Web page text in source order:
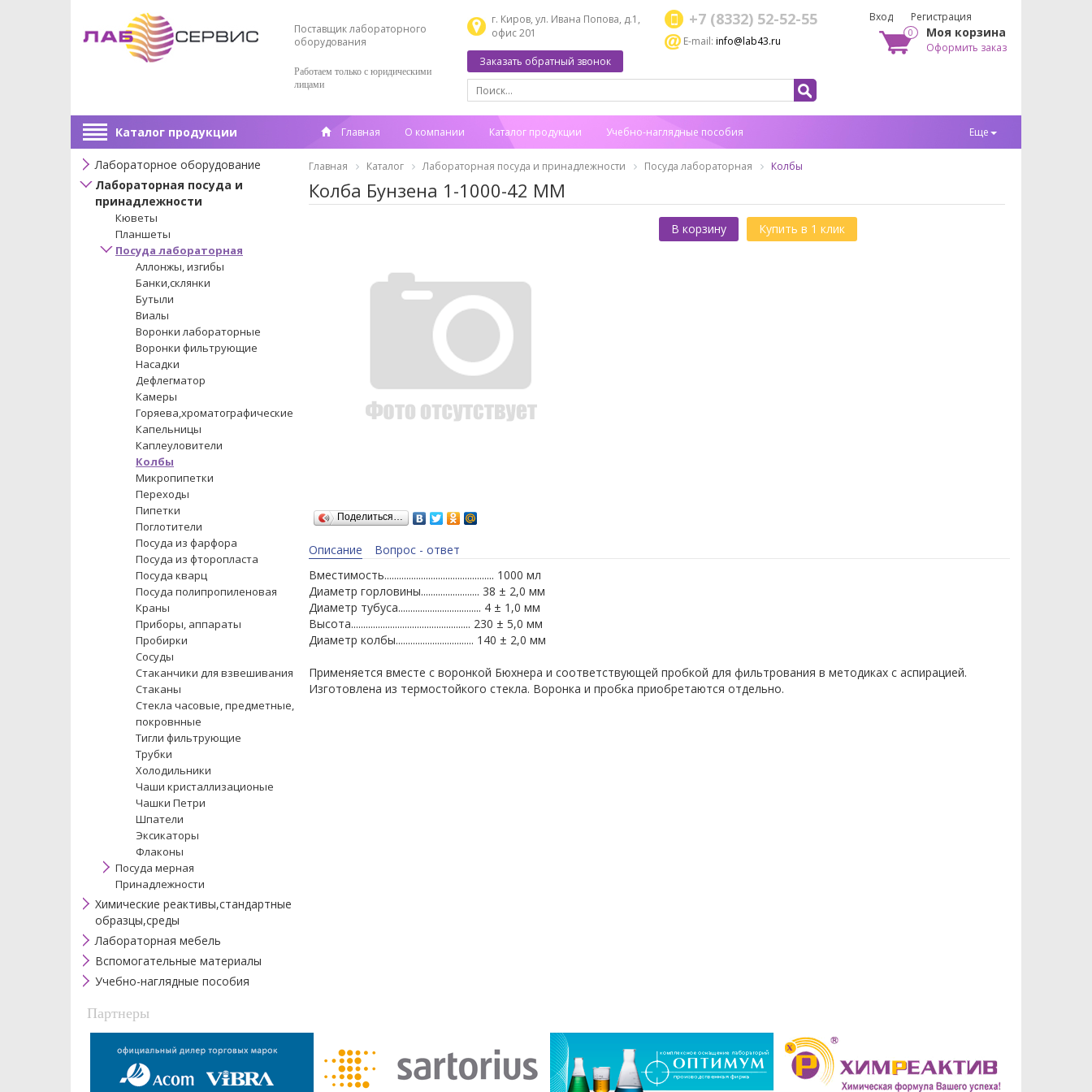
Поставщик лабораторного
оборудования
Работаем только с юридическими
лицами
г. Киров, ул. Ивана Попова, д.1,
офис 201
+7 (8332) 52-52-55
E-mail:info@lab43.ru
Заказать обратный звонок
Вход Регистрация
0 Моя корзина
Оформить заказ
Каталог продукции Главная О компании Каталог продукции Учебно-наглядные пособия Еще
Лабораторное оборудование
Лабораторная посуда и
принадлежности
Кюветы
Планшеты
Посуда лабораторная
Аллонжы, изгибы
Банки,склянки
Бутыли
Виалы
Воронки лабораторные
Воронки фильтрующие
Насадки
Дефлегматор
Камеры
Горяева,хроматографические
Капельницы
Каплеуловители
Колбы
Микропипетки
Переходы
Пипетки
Поглотители
Посуда из фарфора
Посуда из фторопласта
Посуда кварц
Посуда полипропиленовая
Краны
Приборы, аппараты
Пробирки
Сосуды
Стаканчики для взвешивания
Стаканы
Стекла часовые, предметные,
покровнные
Тигли фильтрующие
Трубки
Холодильники
Чаши кристаллизационые
Чашки Петри
Шпатели
Эксикаторы
Флаконы
Посуда мерная
Принадлежности
Химические реактивы,стандартные
образцы,среды
Лабораторная мебель
Вспомогательные материалы
Учебно-наглядные пособия
Главная Каталог Лабораторная посуда и принадлежности Посуда лабораторная Колбы
Колба Бунзена 1-1000-42 ММ
Поделиться…
В корзину Купить в 1 клик
Описание
Вопрос - ответ
Вместимость............................................. 1000 мл
Диаметр горловины........................ 38 ± 2,0 мм
Диаметр тубуса.................................. 4 ± 1,0 мм
Высота................................................. 230 ± 5,0 мм
Диаметр колбы................................ 140 ± 2,0 мм
Применяется вместе с воронкой Бюхнера и соответствующей пробкой для фильтрования в методиках с аспирацией.
Изготовлена из термостойкого стекла. Воронка и пробка приобретаются отдельно.
Партнеры